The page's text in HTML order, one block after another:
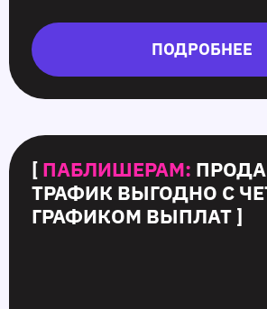
ПОДРОБНЕЕ
[ ПАБЛИШЕРАМ:
ТРАФИК ВЫГОДНО С
ГРАФИКОМ ВЫПЛАТ ]